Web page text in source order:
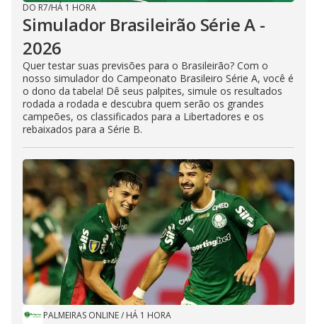
DO R7/HÁ 1 HORA
Simulador Brasileirão Série A -
2026
Quer testar suas previsões para o Brasileirão? Com o
nosso simulador do Campeonato Brasileiro Série A, você é
o dono da tabela! Dê seus palpites, simule os resultados
rodada a rodada e descubra quem serão os grandes
campeões, os classificados para a Libertadores e os
rebaixados para a Série B.
PALMEIRAS ONLINE/ HÁ 1 HORA